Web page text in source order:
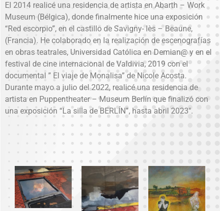
El 2014 realicé una residencia de artista en Abarth – Work
Museum (Bélgica), donde finalmente hice una exposición
“Red escorpio”, en el castillo de Savigny- lès – Beaune,
(Francia). He colaborado en la realización de escenografías
en obras teatrales, Universidad Católica en Demian@ y en el
festival de cine internacional de Valdivia, 2019 con el
documental ” El viaje de Monalisa” de Nicole Acosta.
Durante mayo a julio del 2022, realicé una residencia de
artista en Puppentheater – Museum Berlín que finalizó con
una exposición “La silla de BERLÍN”, hasta abril 2023″.